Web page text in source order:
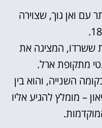
עם ואן גוך, שצוירה
ששרדו, המציגה את
מתקופת ארל.
השנייה, והוא בין
– מומלץ להגיע אליו